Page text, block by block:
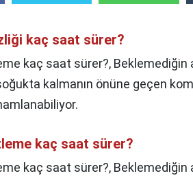
kaç saat sürer?
kaç saat sürer?, Beklemediğin
kalmanın önüne geçen
kaç saat sürer?
kaç saat sürer?, Beklemediğin